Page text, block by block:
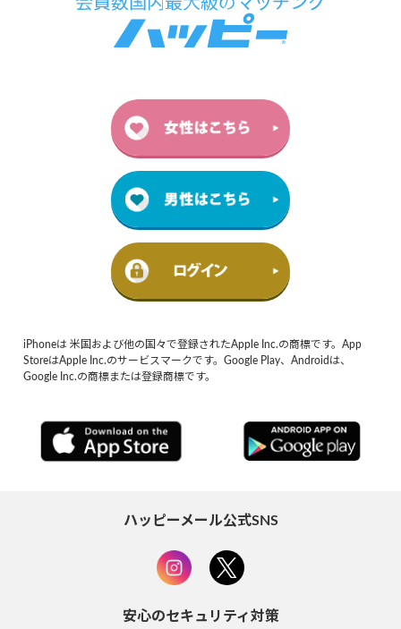
iPhoneは 米国および他の国々で登録されたApple Inc.の商標です。App
StoreはApple Inc.のサービスマークです。Google Play、Androidは、
Google Inc.の商標または登録商標です。
ハッピーメール公式SNS
安心のセキュリティ対策